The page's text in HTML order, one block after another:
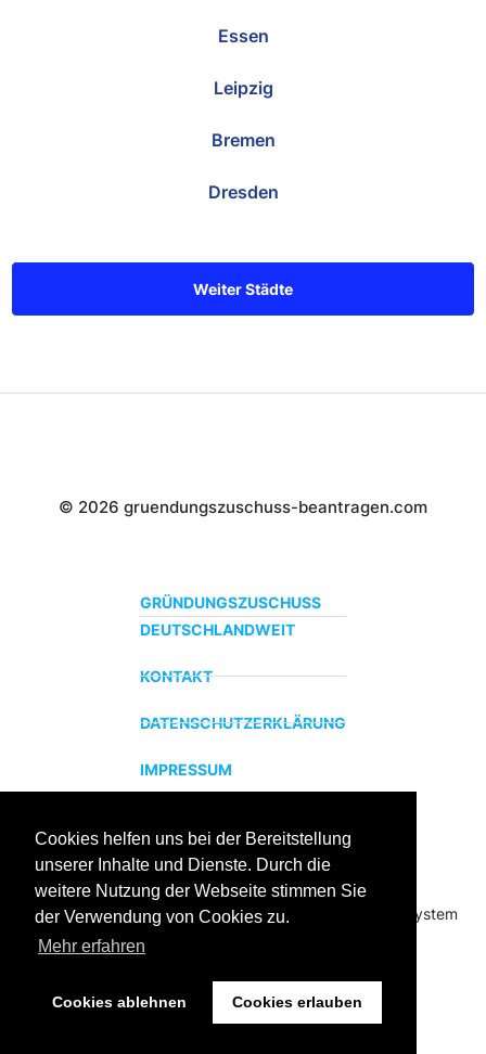
Cookies helfen uns bei der Bereitstellung
unserer Inhalte und Dienste. Durch die
weitere Nutzung der Webseite stimmen Sie
der Verwendung von Cookies zu.
Mehr erfahren
Cookies ablehnen Cookies erlauben
Essen
Leipzig
Bremen
Dresden
Weiter Städte
© 2026 gruendungszuschuss-beantragen.com
GRÜNDUNGSZUSCHUSS
DEUTSCHLANDWEIT
KONTAKT
DATENSCHUTZERKLÄRUNG
IMPRESSUM
ZERTIFIZIERTER BILDUNGSTRÄGER
Profitieren sie jetzt von unserer über 15 jährigen
Praxiserfahrung und unserem erfolgreichen Coachingsystem